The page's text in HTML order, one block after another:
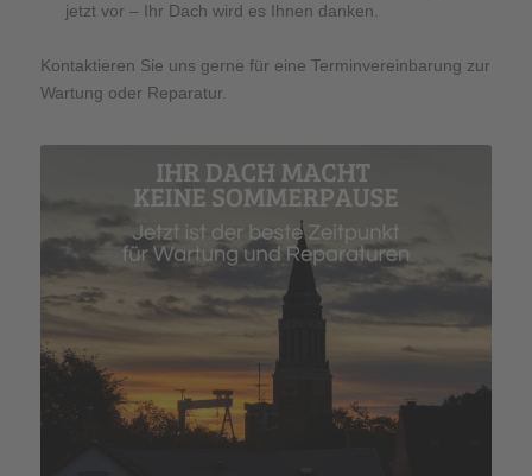
jetzt vor – Ihr Dach wird es Ihnen danken.
Kontaktieren Sie uns gerne für eine Terminvereinbarung zur
Wartung oder Reparatur.